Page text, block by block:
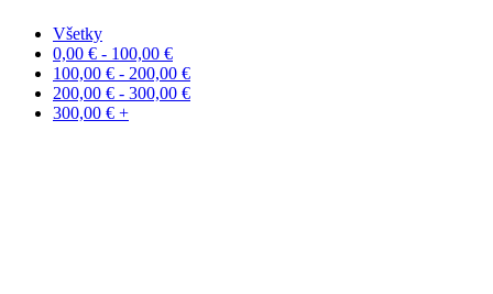
Všetky
0,00 € - 100,00 €
100,00 € - 200,00 €
200,00 € - 300,00 €
300,00 € +